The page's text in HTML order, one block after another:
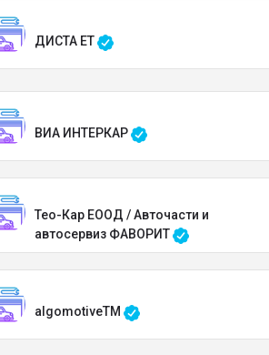
ДИСТА ЕТ
ВИА ИНТЕРКАР
Тео-Кар ЕООД / Авточасти и
автосервиз ФАВОРИТ
algomotiveTM